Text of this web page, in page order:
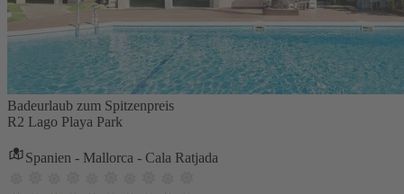
Badeurlaub zum Spitzenpreis
R2 Lago Playa Park
Spanien - Mallorca - Cala Ratjada